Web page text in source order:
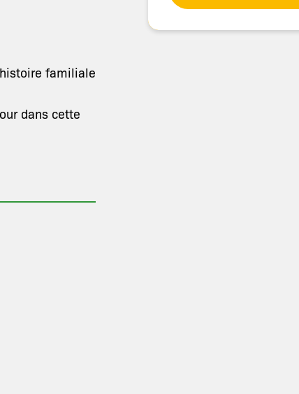
familiale
dans cette